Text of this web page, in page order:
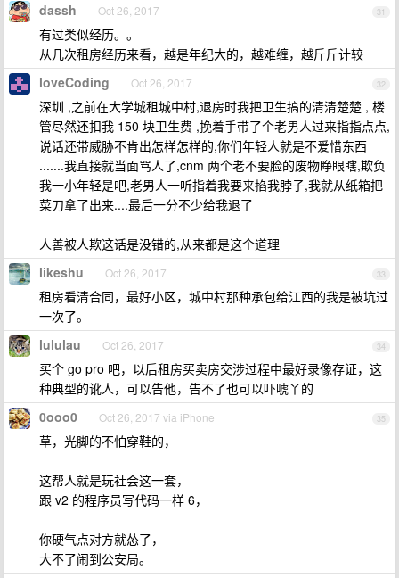
31
dassh Oct 26, 2017
有过类似经历。。
从几次租房经历来看，越是年纪大的，越难缠，越斤斤计较
32
loveCoding Oct 26, 2017
深圳 ,之前在大学城租城中村,退房时我把卫生搞的清清楚楚 , 楼
管尽然还扣我 150 块卫生费 ,挽着手带了个老男人过来指指点点,
说话还带威胁不肯出怎样怎样的,你们年轻人就是不爱惜东西
.......我直接就当面骂人了,cnm 两个老不要脸的废物睁眼瞎,欺负
我一小年轻是吧,老男人一听指着我要来掐我脖子,我就从纸箱把
菜刀拿了出来....最后一分不少给我退了
人善被人欺这话是没错的,从来都是这个道理
33
likeshu Oct 26, 2017
租房看清合同，最好小区，城中村那种承包给江西的我是被坑过
一次了。
34
lululau Oct 26, 2017
买个 go pro 吧，以后租房买卖房交涉过程中最好录像存证，这
种典型的讹人，可以告他，告不了也可以吓唬丫的
35
0ooo0 Oct 26, 2017 via iPhone
草，光脚的不怕穿鞋的，
这帮人就是玩社会这一套，
跟 v2 的程序员写代码一样 6，
你硬气点对方就怂了，
大不了闹到公安局。